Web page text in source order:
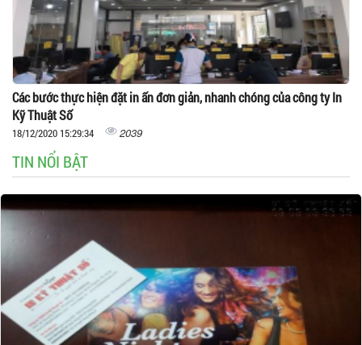
Các bước thực hiện đặt in ấn đơn giản, nhanh chóng của công ty In
Kỹ Thuật Số
18/12/2020 15:29:34 2039
TIN NỔI BẬT